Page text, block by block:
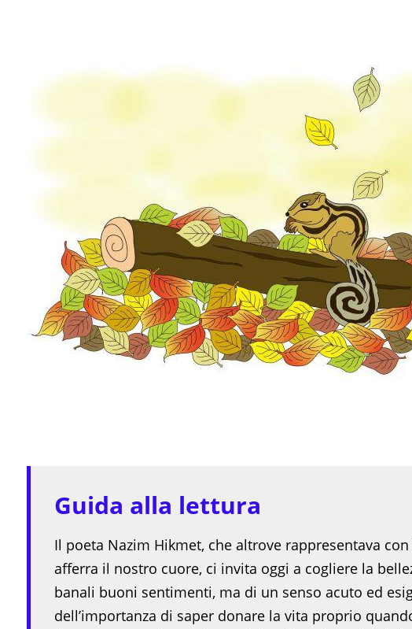
Guida alla lettura
Il poeta Nazim Hikmet, che altrove rappresentava
afferra il nostro cuore, ci invita oggi a cogliere la
banali buoni sentimenti, ma di un senso acuto ed
dell’importanza di saper donare la vita proprio